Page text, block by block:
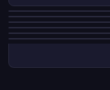
Carrick Rangers
Larne udrželi 3 po
Bangor nevyhráli 5
Glenavon FC nevyhráli
Crusaders FC